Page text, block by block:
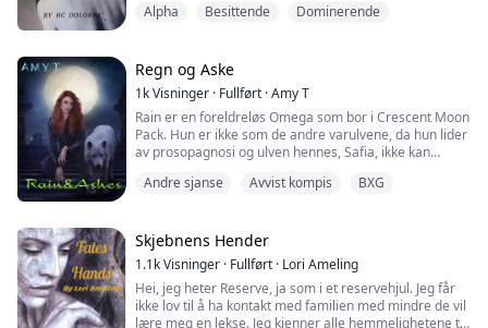
jeg følte denne tomheten inni meg. En del av meg
eget hjem."
Han brukte en av hendene sine til å stryke kinnet mitt,
og kriblinger spredte seg overalt.
"Jeg har ...
Alpha Besittende Dominerende
Regn og Aske
1kVisninger · Fullført ·Amy T
Rain er en foreldreløs Omega som bor i Crescent Moon
Pack. Hun er ikke som de andre varulvene, da hun lider
av prosopagnosi og ulven hennes, Safia, ikke kan
Månegudinnen fordi hun er den eneste overlevende
Når Rain fyller atten og finner sin sjelevenn, tror hun at
hun end...
Andre sjanse Avvist kompis BXG
Skjebnens Hender
1.1kVisninger · Fullført · Lori Ameling
Hei, jeg heter Reserve, ja som i et reservehjul. Jeg får
ikke lov til å ha kontakt med familien med mindre de vil
lære meg en lekse. Jeg kjenner alle hemmelighetene til